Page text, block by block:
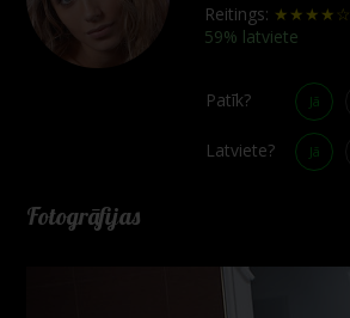
Reitings: ★★★★☆
59% latviete
Patīk? Jā
Latviete? Jā
Fotogrāfijas